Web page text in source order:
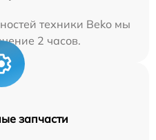
техники Beko мы
2 часов.
запчасти